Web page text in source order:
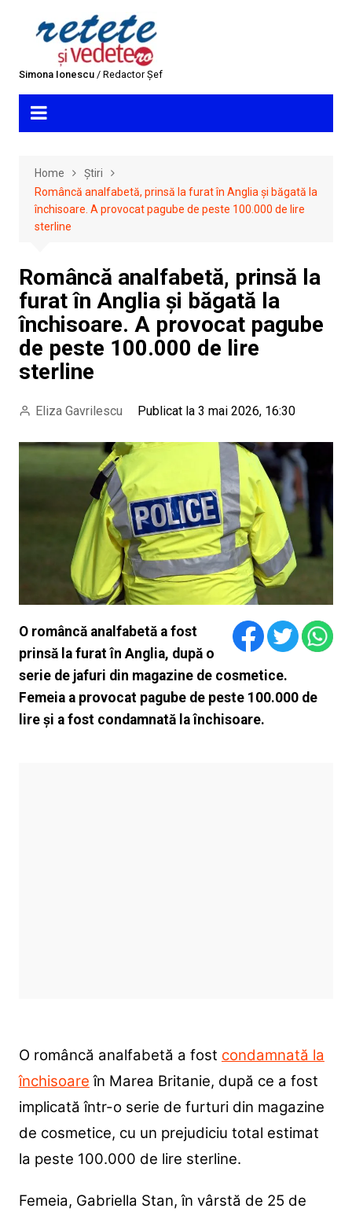
Simona Ionescu/ Redactor Șef
Home
Știri
Româncă analfabetă, prinsă la furat în Anglia și băgată la
închisoare. A provocat pagube de peste 100.000 de lire
sterline
Româncă analfabetă, prinsă la
furat în Anglia și băgată la
închisoare. A provocat pagube
de peste 100.000 de lire
sterline
Eliza Gavrilescu Publicat la 3 mai 2026, 16:30
O româncă analfabetă a fost
prinsă la furat în Anglia, după o
serie de jafuri din magazine de cosmetice.
Femeia a provocat pagube de peste 100.000 de
lire și a fost condamnată la închisoare.
O româncă analfabetă a fost condamnată la
închisoare în Marea Britanie, după ce a fost
implicată într-o serie de furturi din magazine
de cosmetice, cu un prejudiciu total estimat
la peste 100.000 de lire sterline.
Femeia, Gabriella Stan, în vârstă de 25 de